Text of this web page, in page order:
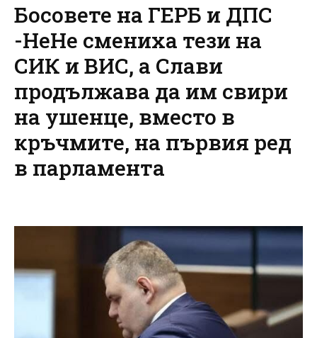
Босовете на ГЕРБ и ДПС
-НеНе смениха тези на
СИК и ВИС, а Слави
продължава да им свири
на ушенце, вместо в
кръчмите, на първия ред
в парламента